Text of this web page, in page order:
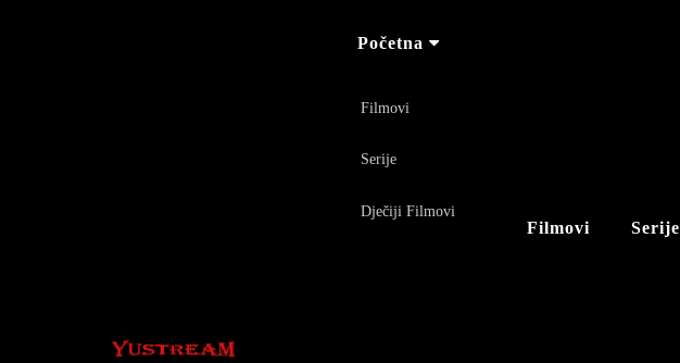
Početna
Filmovi
Serije
Dječiji Filmovi
Filmovi Serije